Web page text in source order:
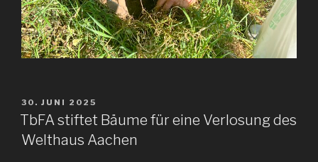
VERÖFFENTLICHT
AM
30. JUNI 2025
TbFA stiftet Bäume für eine Verlosung des
Welthaus Aachen